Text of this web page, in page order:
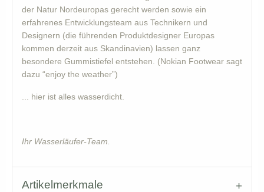
der Natur Nordeuropas gerecht werden sowie ein
erfahrenes Entwicklungsteam aus Technikern und
Designern (die führenden Produktdesigner Europas
kommen derzeit aus Skandinavien) lassen ganz
besondere Gummistiefel entstehen. (Nokian Footwear sagt
dazu “enjoy the weather”)
... hier ist alles wasserdicht.
Ihr Wasserläufer-Team.
Artikelmerkmale